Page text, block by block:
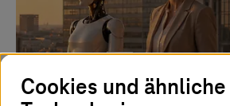
Cookies und ähnliche